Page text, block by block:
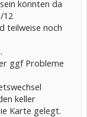
könnten da
12
teilweise noch
ggf Probleme
keller
Karte gelegt.